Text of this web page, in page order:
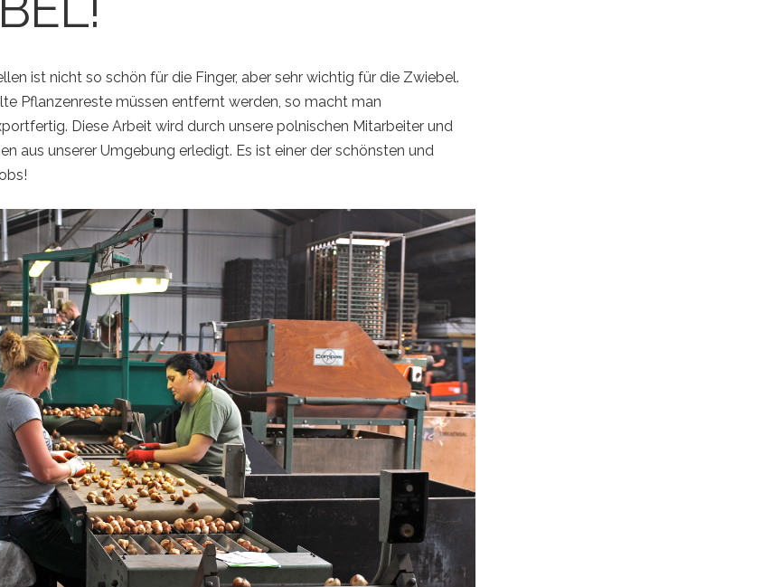
ist nicht so schön für die Finger, aber sehr wichtig für die Zwiebel.
Pflanzenreste müssen entfernt werden, so macht man
Diese Arbeit wird durch unsere polnischen Mitarbeiter und
aus unserer Umgebung erledigt. Es ist einer der schönsten und